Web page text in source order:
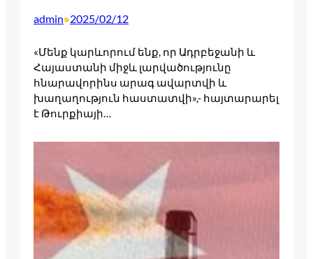
admin•2025/02/12
«Մենք կարևորում ենք, որ Ադրբեջանի և
Հայաստանի միջև լարվածությունը
հնարավորինս արագ ավարտվի և
խաղաղություն հաստատվի»,- հայտարարել
է Թուրքիայի…